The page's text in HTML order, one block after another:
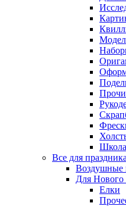
Школа
Все для праздника
Воздушные
Для Нового
Елки